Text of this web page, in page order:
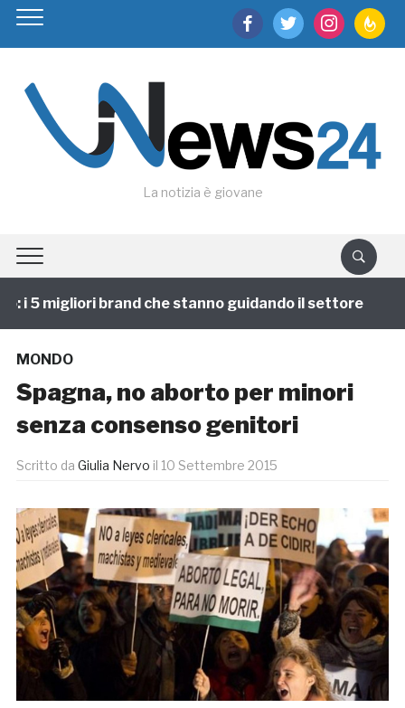
facebooktwitter instagram
La notizia è giovane
5 migliori brand che stanno guidando il settore
MONDO
Spagna, no aborto per minori
senza consenso genitori
Scritto da Giulia Nervo il 10 Settembre 2015